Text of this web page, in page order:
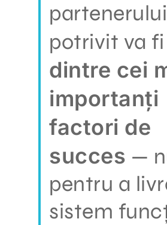
potrivit va fi
dintre cei
importanți
factori de
succes —
pentru a
sistem